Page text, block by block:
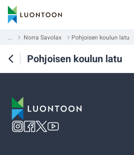
... Norra Savolax Pohjoisen koulun latu
Pohjoisen koulun latu